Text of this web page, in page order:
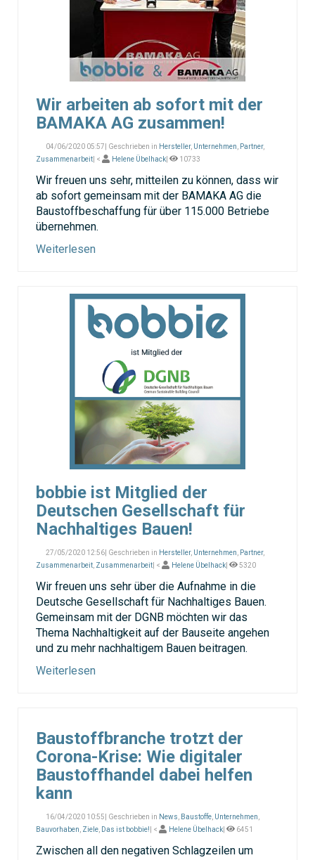
Wir arbeiten ab sofort mit der
BAMAKA AG zusammen!
04/06/2020 05:57| Geschrieben in Hersteller, Unternehmen Partner,
Zusammenarbeit | < Helene Übelhack 10733
Wir freuen uns sehr, mitteilen zu können, dass wir
ab sofort gemeinsam mit der BAMAKA AG die
Baustoffbeschaffung für über 115.000 Betriebe
übernehmen.
Weiterlesen
bobbie ist Mitglied der
Deutschen Gesellschaft für
Nachhaltiges Bauen!
27/05/2020 12:56| Geschrieben in Hersteller, Unternehmen Partner,
Zusammenarbeit Zusammenarbeit | < Helene Übelhack 5320
Wir freuen uns sehr über die Aufnahme in die
Deutsche Gesellschaft für Nachhaltiges Bauen.
Gemeinsam mit der DGNB möchten wir das
Thema Nachhaltigkeit auf der Bauseite angehen
und zu mehr nachhaltigem Bauen beitragen.
Weiterlesen
Baustoffbranche trotzt der
Corona-Krise: Wie digitaler
Baustoffhandel dabei helfen
kann
16/04/2020 10:55| Geschrieben in News Baustoffe Unternehmen
Bauvorhaben Ziele Das ist bobbie! | < Helene Übelhack 6451
Zwischen all den negativen Schlagzeilen um